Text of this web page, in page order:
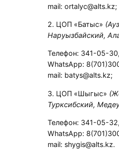
mail: ortalyc@alts.kz;
2. ЦОП «Батыс»
Наруызбайский,
Телефон: 341-05-
WhatsApp:
mail: batys@alts.kz;
3. ЦОП «Шыгыс»
Турксибский,
Телефон: 341-05-
WhatsApp:
mail: shygis@alts.kz.